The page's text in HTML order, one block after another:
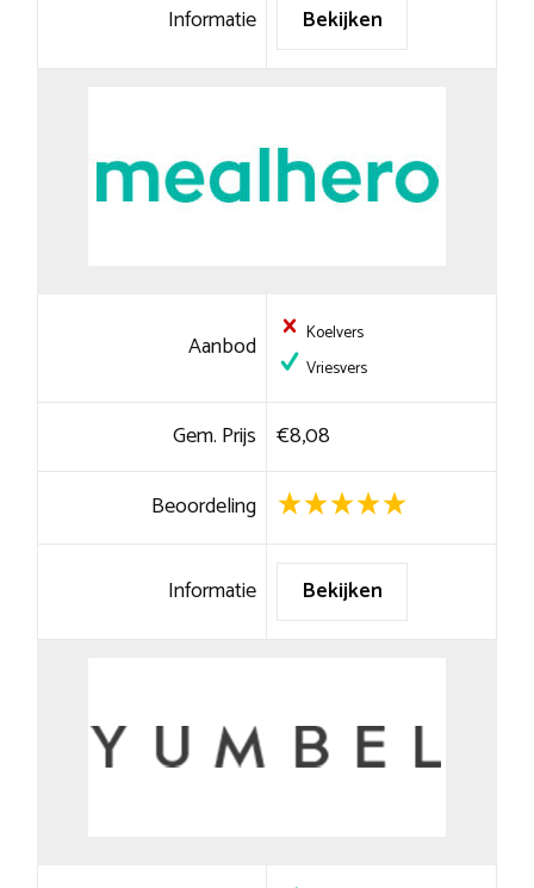
Informatie Bekijken
Aanbod
Koelvers
Vriesvers
Gem. Prijs €8,08
Beoordeling
Informatie Bekijken